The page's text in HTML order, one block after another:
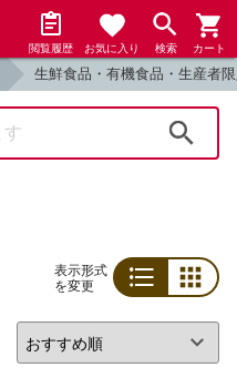
閲覧履歴 お気に入り 検索 カート
生鮮食品・有機食品・生産者
表示形式
を変更